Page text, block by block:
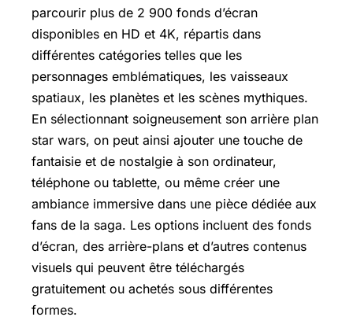
parcourir plus de 2 900 fonds d’écran
disponibles en HD et 4K, répartis dans
différentes catégories telles que les
personnages emblématiques, les vaisseaux
spatiaux, les planètes et les scènes mythiques.
En sélectionnant soigneusement son arrière plan
star wars, on peut ainsi ajouter une touche de
fantaisie et de nostalgie à son ordinateur,
téléphone ou tablette, ou même créer une
ambiance immersive dans une pièce dédiée aux
fans de la saga. Les options incluent des fonds
d’écran, des arrière-plans et d’autres contenus
visuels qui peuvent être téléchargés
gratuitement ou achetés sous différentes
formes.